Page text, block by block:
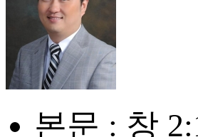
본문 : 창